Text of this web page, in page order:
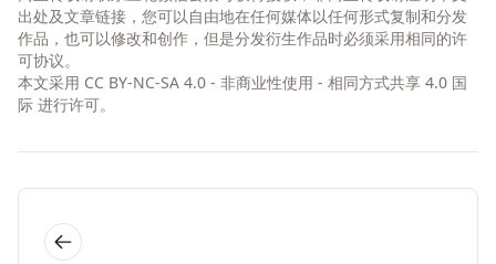
出处及文章链接，您可以自由地在任何媒体以任何形式复制和分发
作品，也可以修改和创作，但是分发衍生作品时必须采用相同的许
可协议。
本文采用 CC BY-NC-SA 4.0 - 非商业性使用 - 相同方式共享 4.0 国
际 进行许可。